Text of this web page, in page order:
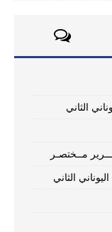
الثاني
مــختصـر
الثاني